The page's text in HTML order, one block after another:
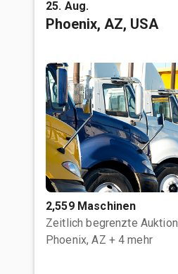
25. Aug.
Phoenix, AZ, USA
2,559 Maschinen
Zeitlich begrenzte Auktion
Phoenix, AZ + 4 mehr